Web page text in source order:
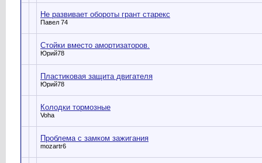
Не развивает обороты грант старекс
Павел 74
Стойки вместо амортизаторов.
Юрий78
Пластиковая защита двигателя
Юрий78
Колодки тормозные
Voha
Проблема с замком зажигания
mozartr6